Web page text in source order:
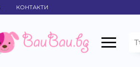
КОНТАКТИ